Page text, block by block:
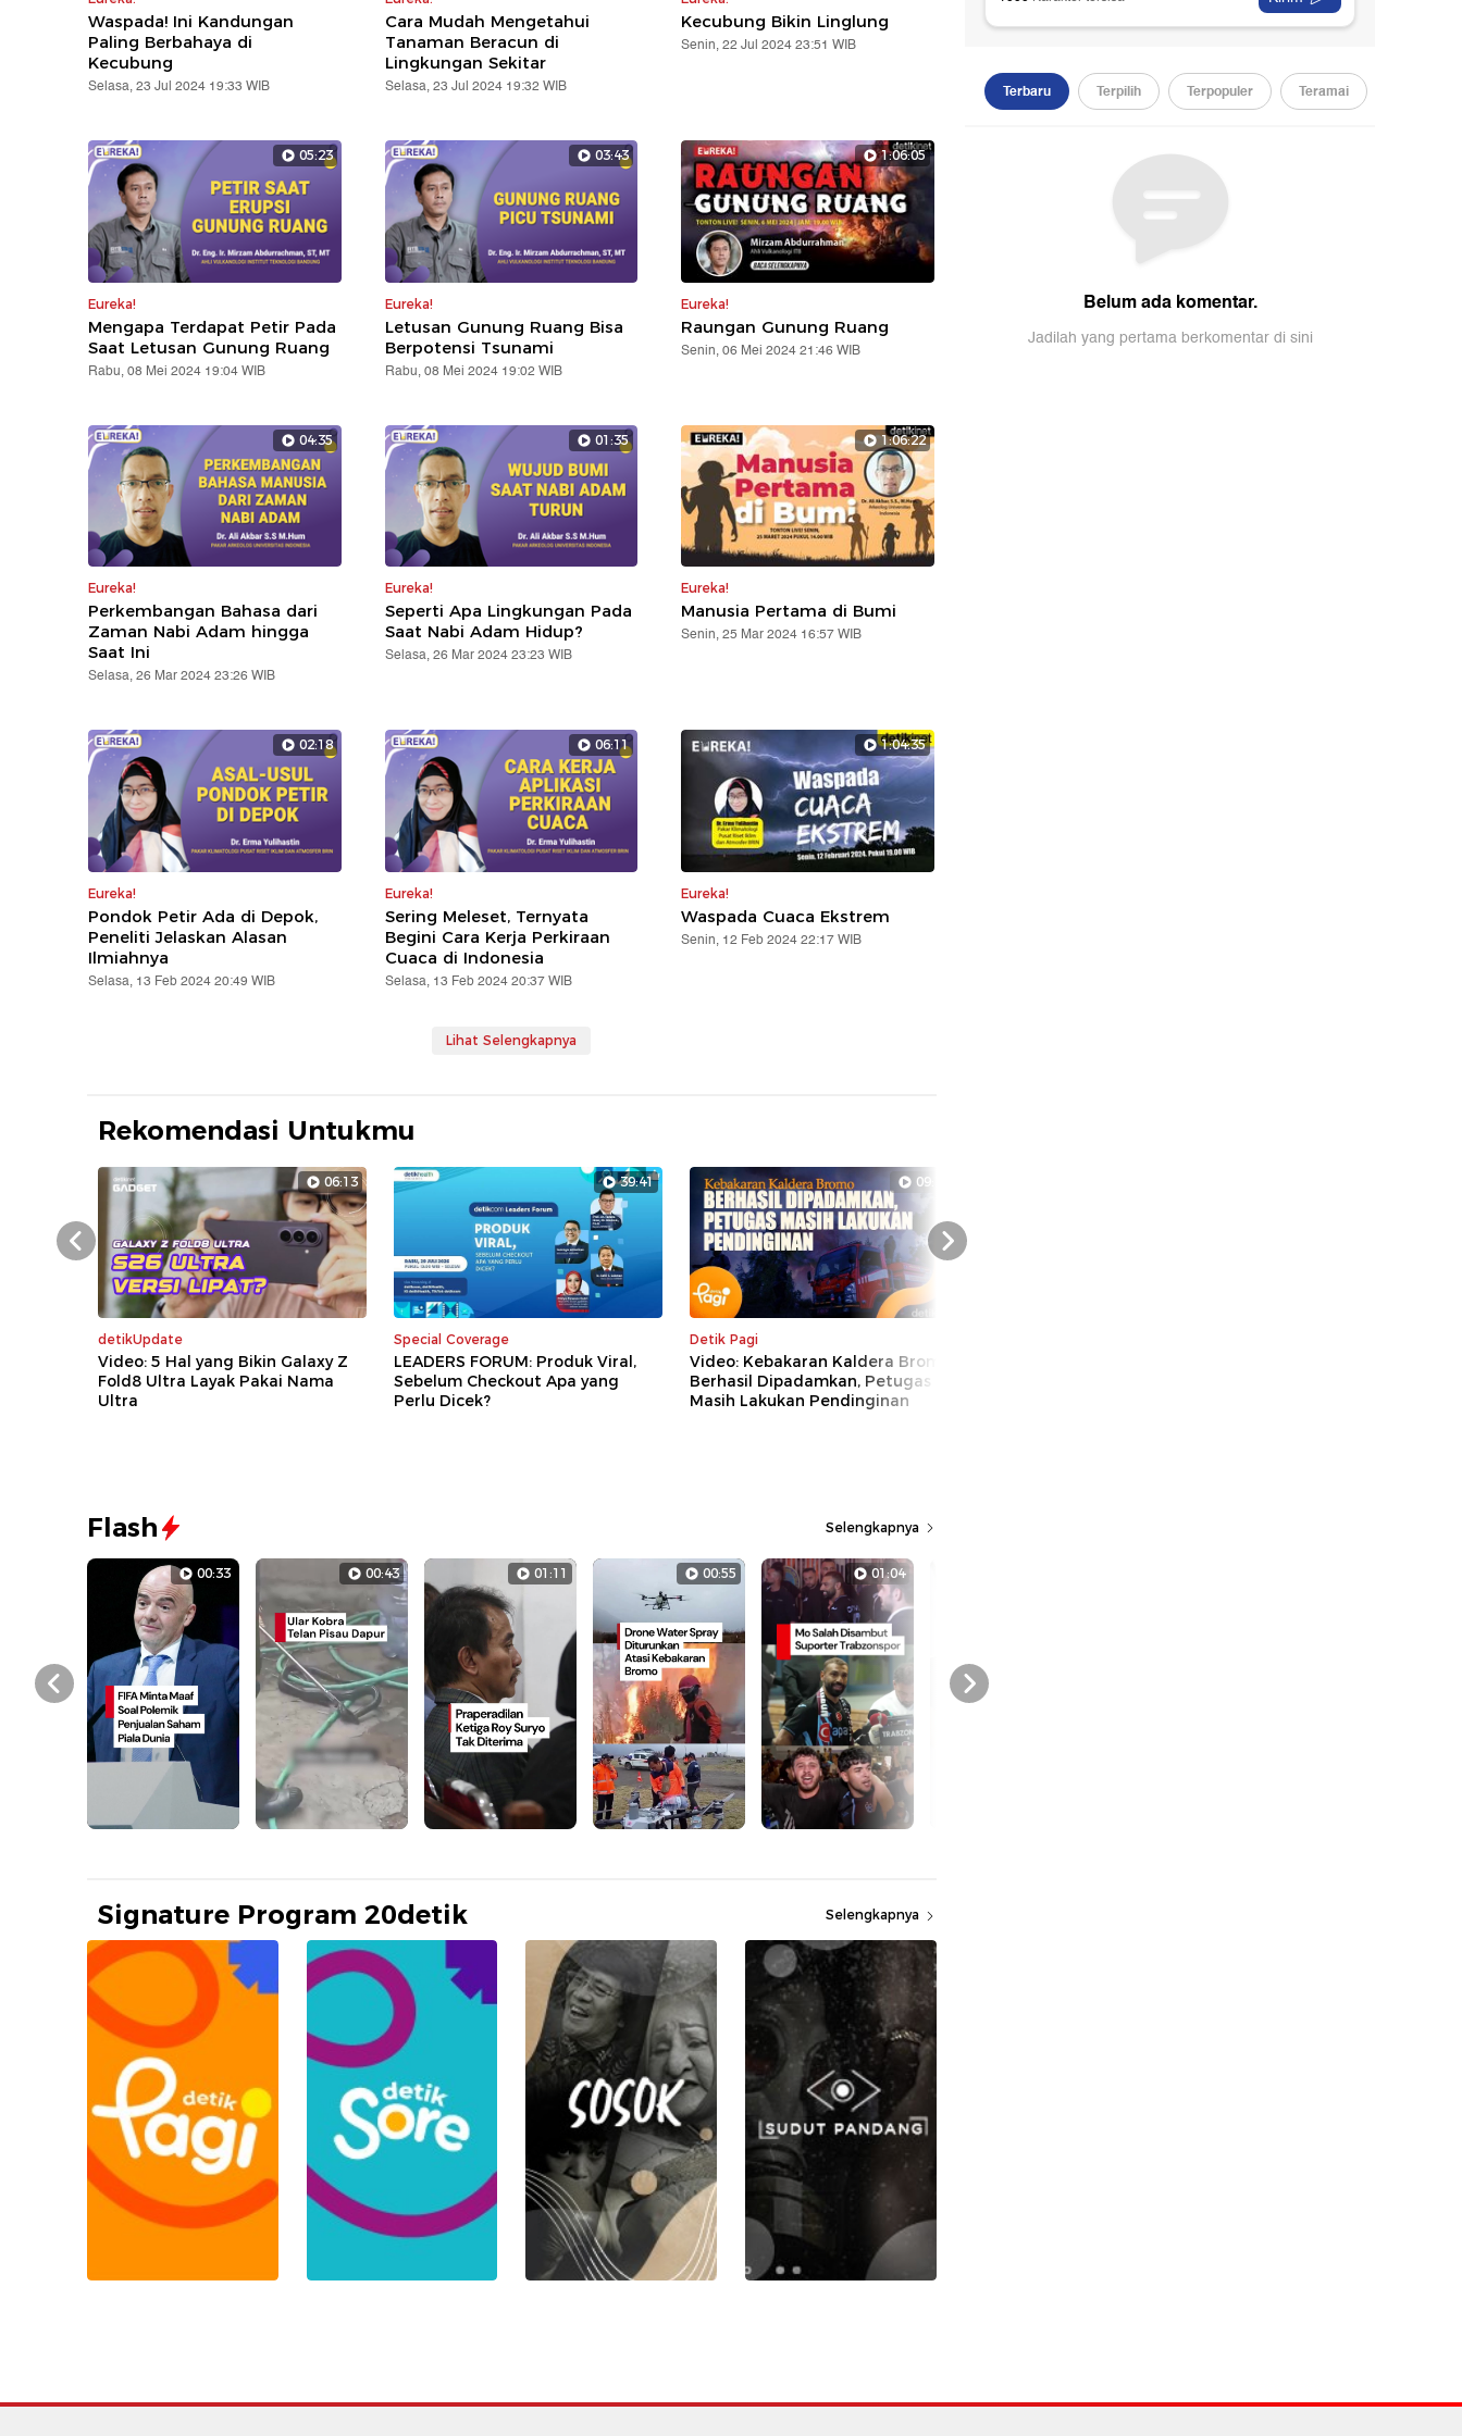
Waspada! Ini Kandungan
Paling Berbahaya di
Kecubung
Selasa, 23 Jul 2024 19:33 WIB
Cara Mudah Mengetahui
Tanaman Beracun di
Lingkungan Sekitar
Selasa, 23 Jul 2024 19:32 WIB
Kecubung Bikin Linglung
Senin, 22 Jul 2024 23:51 WIB
05:23
Eureka!
Mengapa Terdapat Petir Pada
Saat Letusan Gunung Ruang
Rabu, 08 Mei 2024 19:04 WIB
03:43
Eureka!
Letusan Gunung Ruang Bisa
Berpotensi Tsunami
Rabu, 08 Mei 2024 19:02 WIB
1:06:05
Eureka!
Raungan Gunung Ruang
Senin, 06 Mei 2024 21:46 WIB
04:35
Eureka!
Perkembangan Bahasa dari
Zaman Nabi Adam hingga
Saat Ini
Selasa, 26 Mar 2024 23:26 WIB
01:35
Eureka!
Seperti Apa Lingkungan Pada
Saat Nabi Adam Hidup?
Selasa, 26 Mar 2024 23:23 WIB
1:06:22
Eureka!
Manusia Pertama di Bumi
Senin, 25 Mar 2024 16:57 WIB
02:18
Eureka!
Pondok Petir Ada di Depok,
Peneliti Jelaskan Alasan
Ilmiahnya
Selasa, 13 Feb 2024 20:49 WIB
06:11
Eureka!
Sering Meleset, Ternyata
Begini Cara Kerja Perkiraan
Cuaca di Indonesia
Selasa, 13 Feb 2024 20:37 WIB
1:04:35
Eureka!
Waspada Cuaca Ekstrem
Senin, 12 Feb 2024 22:17 WIB
Lihat Selengkapnya
Rekomendasi Untukmu
06:13
detikUpdate
Video: 5 Hal yang Bikin Galaxy Z
Fold8 Ultra Layak Pakai Nama
Ultra
39:41
Special Coverage
LEADERS FORUM: Produk Viral,
Sebelum Checkout Apa yang
Perlu Dicek?
09:18
Detik Pagi
Video: Kebakaran Kaldera Bromo
Berhasil Dipadamkan, Petugas
Masih Lakukan Pendinginan
Prev Next
Flash Selengkapnya
00:33 00:43 01:11 00:55 01:04
Prev Next
Signature Program 20detik Selengkapnya